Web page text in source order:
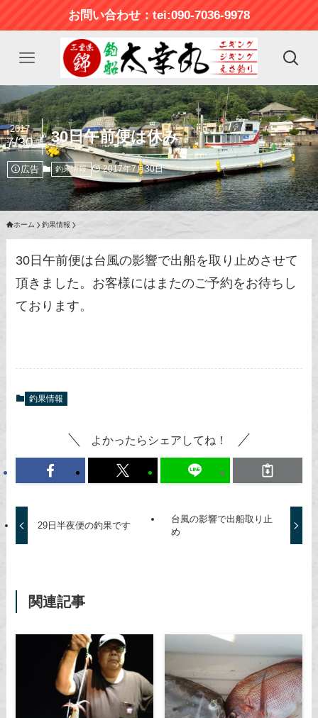
お問い合わせ：tei:090-7036-9978
30日午前便は休み
2017
7/30
広告 釣果情報 2017年7月30日
ホーム 釣果情報
30日午前便は台風の影響で出船を取り止めさせて
頂きました。お客様にはまたのご予約をお待ちし
ております。
釣果情報
よかったらシェアしてね！
29日半夜便の釣果です
台風の影響で出船取り止
め
関連記事